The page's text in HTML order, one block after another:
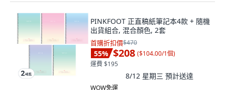
PINKFOOT 正直稿紙筆記本4款 + 隨機
出貨組合, 混合顏色, 2套
首購折扣價$470
55% $208 ($104.00/1個)
運費 $195
8/12 星期三 預計送達
WOW免運